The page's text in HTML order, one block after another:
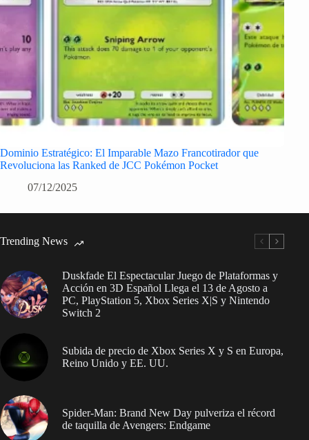
Dominio Estratégico: El Imparable Mazo Francotirador que
Revoluciona las Ranked de JCC Pokémon Pocket
07/12/2025
Trending News
Duskfade El Espectacular Juego de Plataformas y
Acción en 3D Español Llega el 13 de Agosto a
PC, PlayStation 5, Xbox Series X|S y Nintendo
Switch 2
Subida de precio de Xbox Series X y S en Europa,
Reino Unido y EE. UU.
Spider-Man: Brand New Day pulveriza el récord
de taquilla de Avengers: Endgame